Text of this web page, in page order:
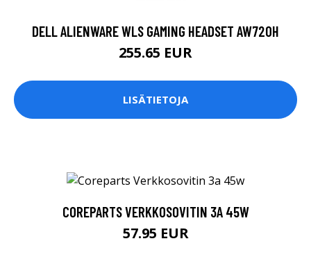
DELL ALIENWARE WLS GAMING HEADSET AW720H
255.65 EUR
LISÄTIETOJA
COREPARTS VERKKOSOVITIN 3A 45W
57.95 EUR